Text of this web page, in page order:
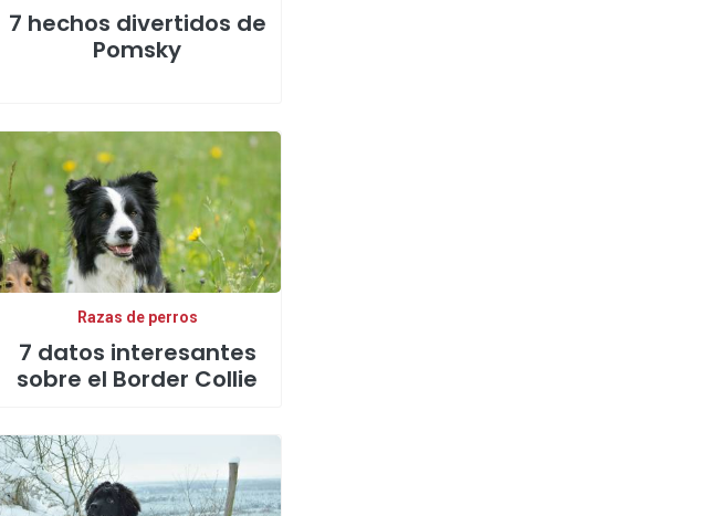
7 hechos divertidos de
Pomsky
Razas de perros
7 datos interesantes
sobre el Border Collie